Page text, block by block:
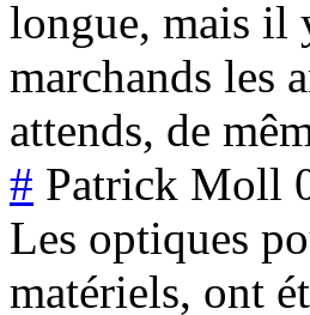
longue, mais il
marchands les
attends, de
# Patrick Moll
Les optiques
matériels, ont